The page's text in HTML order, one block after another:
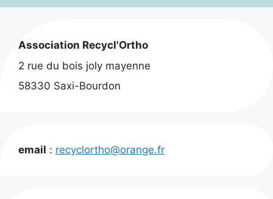
Association Recycl'Ortho
2 rue du bois joly mayenne
58330 Saxi-Bourdon
email : recyclortho@orange.fr